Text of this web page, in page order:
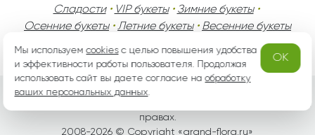
Сладости• VIP букеты• Зимние букеты•
Осенние букеты•Летние букеты• Весенние букеты
•
День Мужчин•Праздники!
правах.
2008-2026 © Copyright «grand-flora.ru»
Мы используемcookiesс целью повышения удобства
и эффективности работы пользователя. Продолжая
использовать сайт вы даете согласие наобработку
ваших персональных данных.
OK